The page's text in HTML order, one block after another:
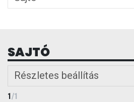
SAJTÓ
Részletes beállítás
1/1